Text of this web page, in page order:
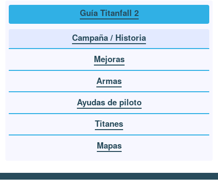
Guía Titanfall 2
Campaña / Historia
Mejoras
Armas
Ayudas de piloto
Titanes
Mapas